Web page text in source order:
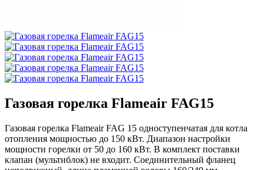
Газовая горелка Flameair FAG15
Газовая горелка Flameair FAG 15 одноступенчатая для котла
отопления мощностью до 150 кВт. Диапазон настройки
мощности горелки от 50 до 160 кВт. В комплект поставки
клапан (мультиблок) не входит. Соединительный фланец